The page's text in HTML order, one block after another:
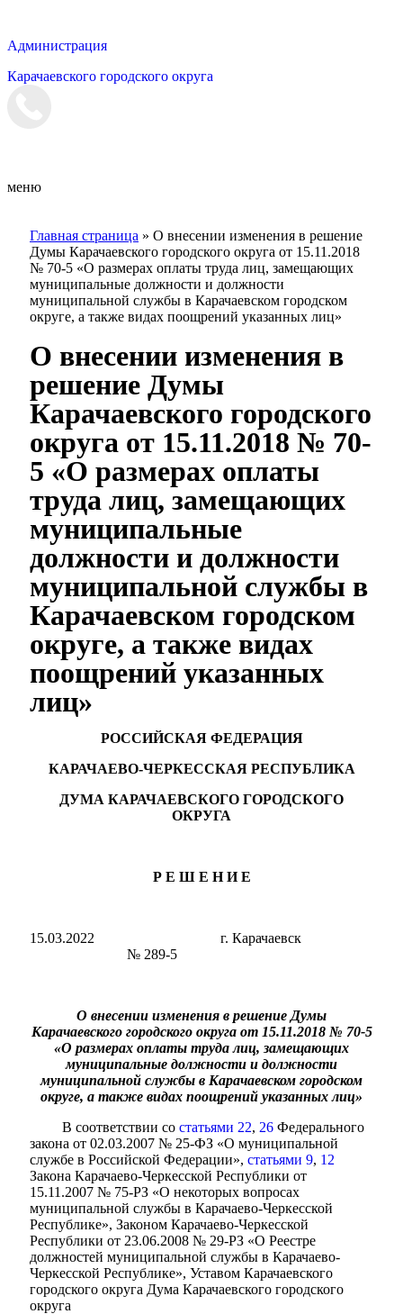
Администрация
Карачаевского городского округа
меню
Главная страница » О внесении изменения в решение
Думы Карачаевского городского округа от 15.11.2018
№ 70-5 «О размерах оплаты труда лиц, замещающих
муниципальные должности и должности
муниципальной службы в Карачаевском городском
округе, а также видах поощрений указанных лиц»
О внесении изменения в
решение Думы
Карачаевского городского
округа от 15.11.2018 № 70-
5 «О размерах оплаты
труда лиц, замещающих
муниципальные
должности и должности
муниципальной службы в
Карачаевском городском
округе, а также видах
поощрений указанных
лиц»
РОССИЙСКАЯ ФЕДЕРАЦИЯ
КАРАЧАЕВО-ЧЕРКЕССКАЯ РЕСПУБЛИКА
ДУМА КАРАЧАЕВСКОГО ГОРОДСКОГО
ОКРУГА
Р Е Ш Е Н И Е
15.03.2022 г. Карачаевск
№ 289-5
О внесении изменения в решение Думы
Карачаевского городского округа от 15.11.2018 № 70-5
«О размерах оплаты труда лиц, замещающих
муниципальные должности и должности
муниципальной службы в Карачаевском городском
округе, а также видах поощрений указанных лиц»
В соответствии со статьями 22, 26 Федерального
закона от 02.03.2007 № 25-ФЗ «О муниципальной
службе в Российской Федерации», статьями 9, 12
Закона Карачаево-Черкесской Республики от
15.11.2007 № 75-РЗ «О некоторых вопросах
муниципальной службы в Карачаево-Черкесской
Республике», Законом Карачаево-Черкесской
Республики от 23.06.2008 № 29-РЗ «О Реестре
должностей муниципальной службы в Карачаево-
Черкесской Республике», Уставом Карачаевского
городского округа Дума Карачаевского городского
округа
Мэр